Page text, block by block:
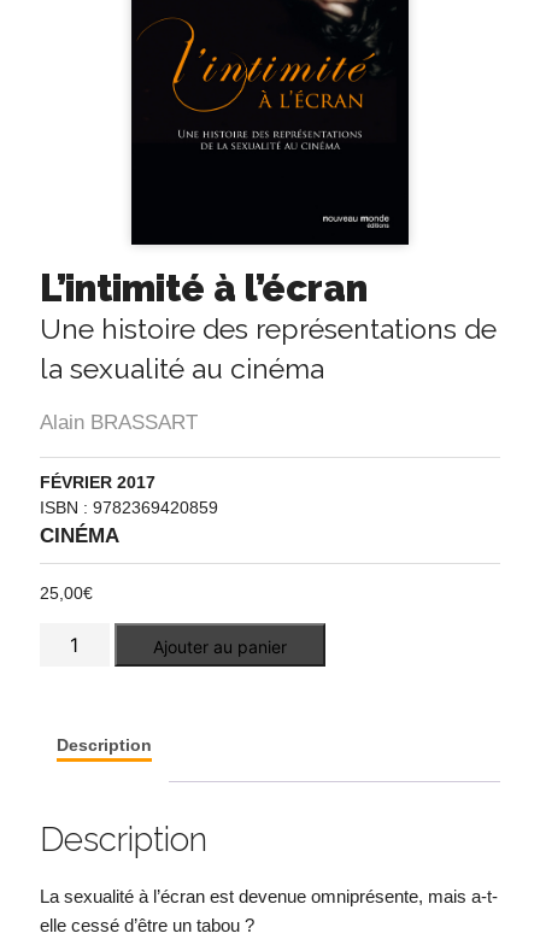
L’intimité à l’écran
Une histoire des représentations de
la sexualité au cinéma
Alain BRASSART
FÉVRIER 2017
ISBN : 9782369420859
CINÉMA
25,00€
Ajouter au panier
Description
Description
La sexualité à l’écran est devenue omniprésente, mais a-t-
elle cessé d’être un tabou ?